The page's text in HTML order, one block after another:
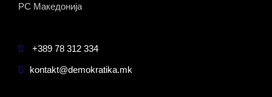
РС Македонија
+389 78 312 334
kontakt@demokratika.mk